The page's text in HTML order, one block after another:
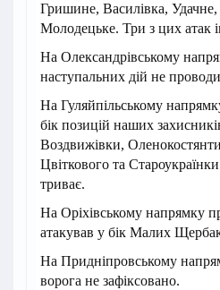
Гришине, Василівка,
Молодецьке. Три з цих атак
На Олександрівському
наступальних дій не
На Гуляйпільському
бік позицій наших
Воздвижівки,
Цвіткового та
триває.
На Оріхівському напрямку
атакував у бік Малих
На Придніпровському
ворога не зафіксовано.